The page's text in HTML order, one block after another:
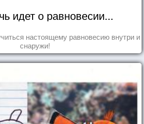
идет о равновесии...
настоящему равновесию внутри и
снаружи!